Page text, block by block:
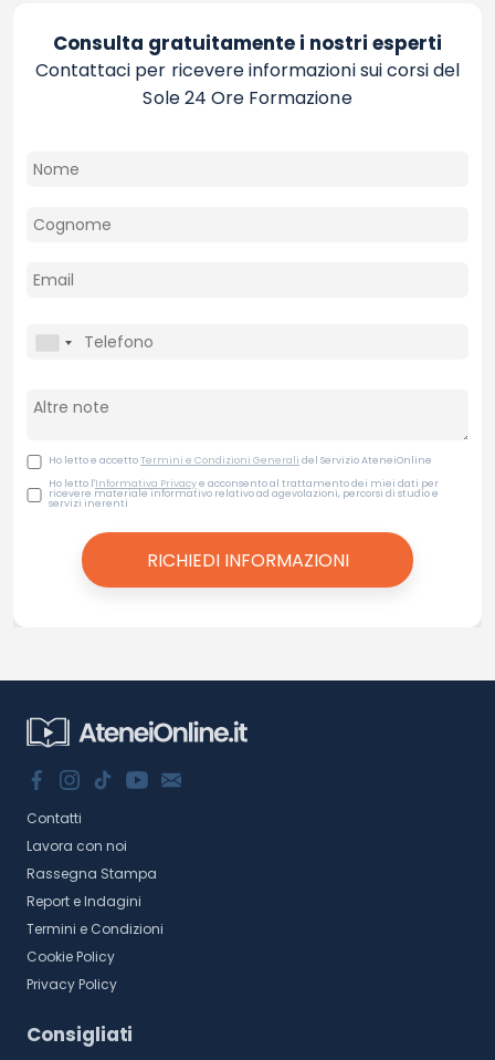
Consulta gratuitamente i nostri esperti
Contattaci per ricevere informazioni sui corsi del
Sole 24 Ore Formazione
Ho letto e accettoTermini e Condizioni Generali del Servizio AteneiOnline
Ho letto l'Informativa Privacye acconsento al trattamento dei miei dati per
ricevere materiale informativo relativo ad agevolazioni, percorsi di studio e
servizi inerenti
Contatti
Lavora con noi
Rassegna Stampa
Report e Indagini
Termini e Condizioni
Cookie Policy
Privacy Policy
Consigliati